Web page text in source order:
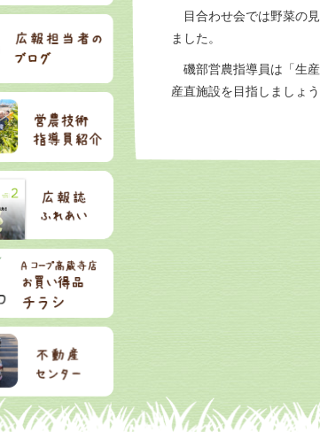
目合わせ会では野菜の
ました。
磯部営農指導員は「生
産直施設を目指しましょ